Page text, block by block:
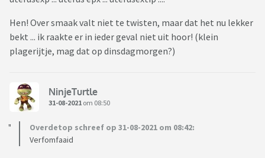
Hen! Over smaak valt niet te twisten, maar dat het nu lekker
bekt ... ik raakte er in ieder geval niet uit hoor! (klein
plagerijtje, mag dat op dinsdagmorgen?)
NinjeTurtle
31-08-2021 om 08:50
Overdetop schreef op 31-08-2021 om 08:42:
Verfomfaaid